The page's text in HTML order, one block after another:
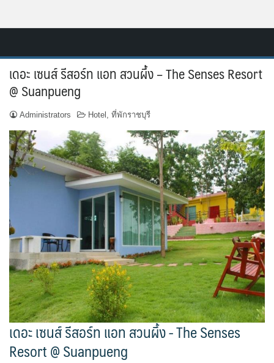
Home
ติดต่อ
ทำเว็บไซต์รีสอร์ท
เกี่ยวกับเรา
เดอะ เซนส์ รีสอร์ท แอท สวนผึ้ง – The Senses Resort
@ Suanpueng
Administrators Hotel , ที่พักราชบุรี
เดอะ เซนส์ รีสอร์ท แอท สวนผึ้ง - The Senses
Resort @ Suanpueng